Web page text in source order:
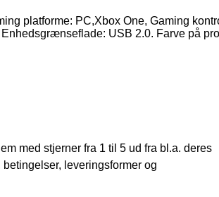
platforme: PC,Xbox One, Gaming
USB 2.0. Farve på
med stjerner fra 1 til 5 ud fra bl.a. deres
leveringsformer og